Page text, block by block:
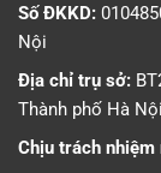
Số ĐKKD:
Nội
Địa chỉ trụ sở:
Thành phố Hà
Chịu trách nhiệm